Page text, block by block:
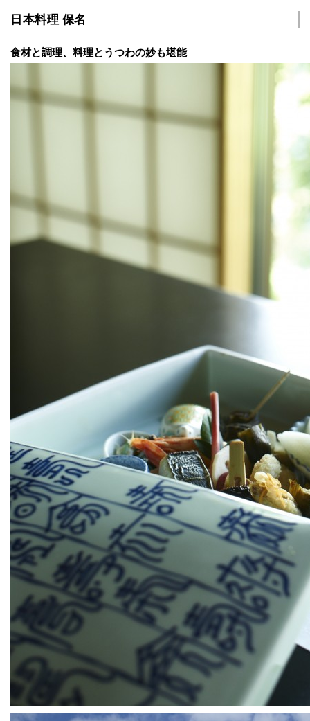
日本料理 保名
食材と調理、料理とうつわの妙も堪能